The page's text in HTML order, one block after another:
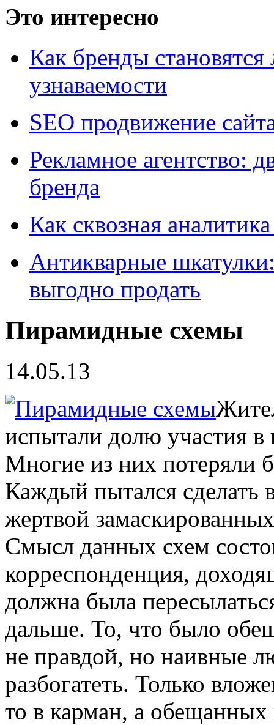
Это интересно
Как бренды
узнаваемости
SEO продвижение
Рекламное агентство:
бренда
Как сквозная
Антикварные
выгодно продать
Пирамидные схемы
14.05.13
испытали долю участия
Многие из них потеряли
Каждый пытался сделать
жертвой
Смысл данных схем
корреспонденция,
должна была
дальше. То, что было
не правдой, но наивные
разбогатеть. Только
то в карман, а обещанных